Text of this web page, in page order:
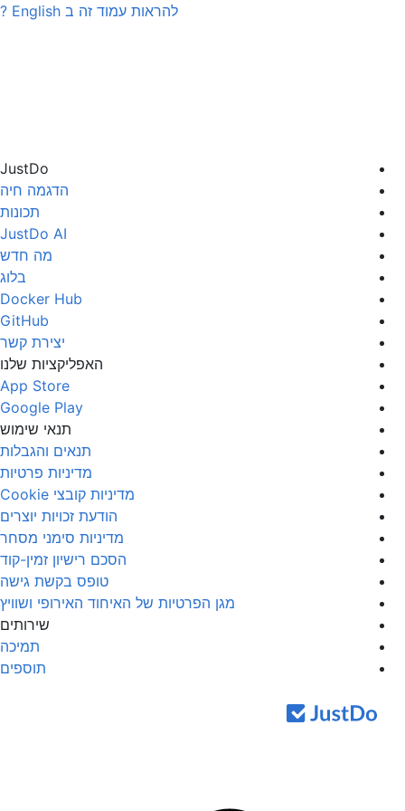
להראות עמוד זה ב English
?
JustDo
הדגמה חיה
תכונות
JustDo AI
מה חדש
בלוג
Docker Hub
GitHub
יצירת קשר
האפליקציות שלנו
App Store
Google Play
תנאי שימוש
תנאים והגבלות
מדיניות פרטיות
מדיניות קובצי Cookie
הודעת זכויות יוצרים
מדיניות סימני מסחר
הסכם רישיון זמין-קוד
טופס בקשת גישה
מגן הפרטיות של האיחוד האירופי ושוויץ
שירותים
תמיכה
תוספים